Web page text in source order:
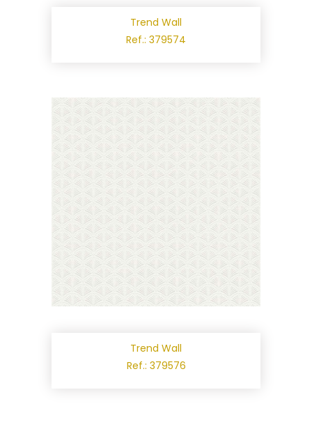
Trend Wall
Ref.: 379574
Trend Wall
Ref.: 379576